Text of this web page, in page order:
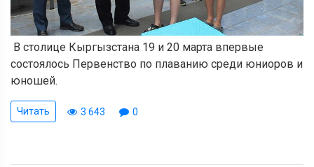
В столице Кыргызстана 19 и 20 марта впервые
состоялось Первенство по плаванию среди юниоров и
юношей.
Читать 3 643 0